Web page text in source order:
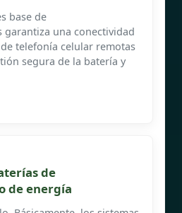
base de
garantiza una conectividad
telefonía celular remotas
segura de la batería y
de
de energía